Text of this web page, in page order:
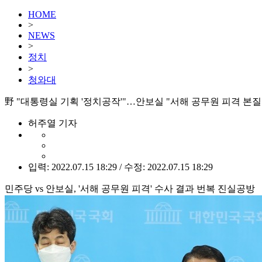
HOME
>
NEWS
>
정치
>
청와대
野 "대통령실 기획 '정치공작'"…안보실 "서해 공무원 피격 본
허주열 기자
입력: 2022.07.15 18:29 / 수정: 2022.07.15 18:29
민주당 vs 안보실, '서해 공무원 피격' 수사 결과 번복 진실공방